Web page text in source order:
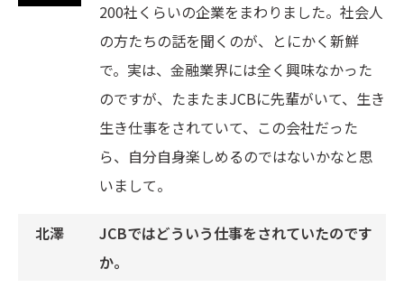
200社くらいの企業をまわりました。社会人
の方たちの話を聞くのが、とにかく新鮮
で。実は、金融業界には全く興味なかった
のですが、たまたまJCBに先輩がいて、生き
生き仕事をされていて、この会社だった
ら、自分自身楽しめるのではないかなと思
いまして。
JCBではどういう仕事をされていたのです
か。